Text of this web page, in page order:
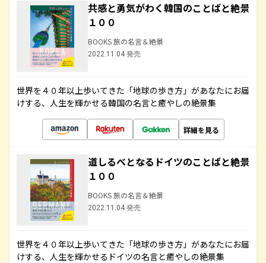
共感と勇気がわく韓国のことばと絶景
１００
BOOKS 旅の名言＆絶景
2022.11.04 発売
世界を４０年以上歩いてきた「地球の歩き方」があなたにお届
けする、人生を輝かせる韓国の名言と癒やしの絶景集
詳細を見る
道しるべとなるドイツのことばと絶景
１００
BOOKS 旅の名言＆絶景
2022.11.04 発売
世界を４０年以上歩いてきた「地球の歩き方」があなたにお届
けする、人生を輝かせるドイツの名言と癒やしの絶景集